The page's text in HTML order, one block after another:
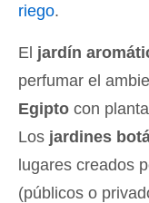
riego.
El jardín
perfumar el
Egipto con
Los jardines
lugares creados
(públicos o